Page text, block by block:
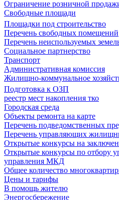
Ограничение розничной
Свободные площади
Площадки под строительство
Перечень свободных помещений
Перечень неиспользуемых
Социальное партнерство
Транспорт
Административная комиссия
Жилищно-коммунальное
Подготовка к ОЗП
реестр мест накопления тко
Городская среда
Объекты ремонта на карте
Перечень подведомственных
Перечень управляющих
Открытые конкурсы на
Открытые конкурсы по отбору
управления МКД
Общее количество
Цены и тарифы
В помощь жителю
Энергосбережение